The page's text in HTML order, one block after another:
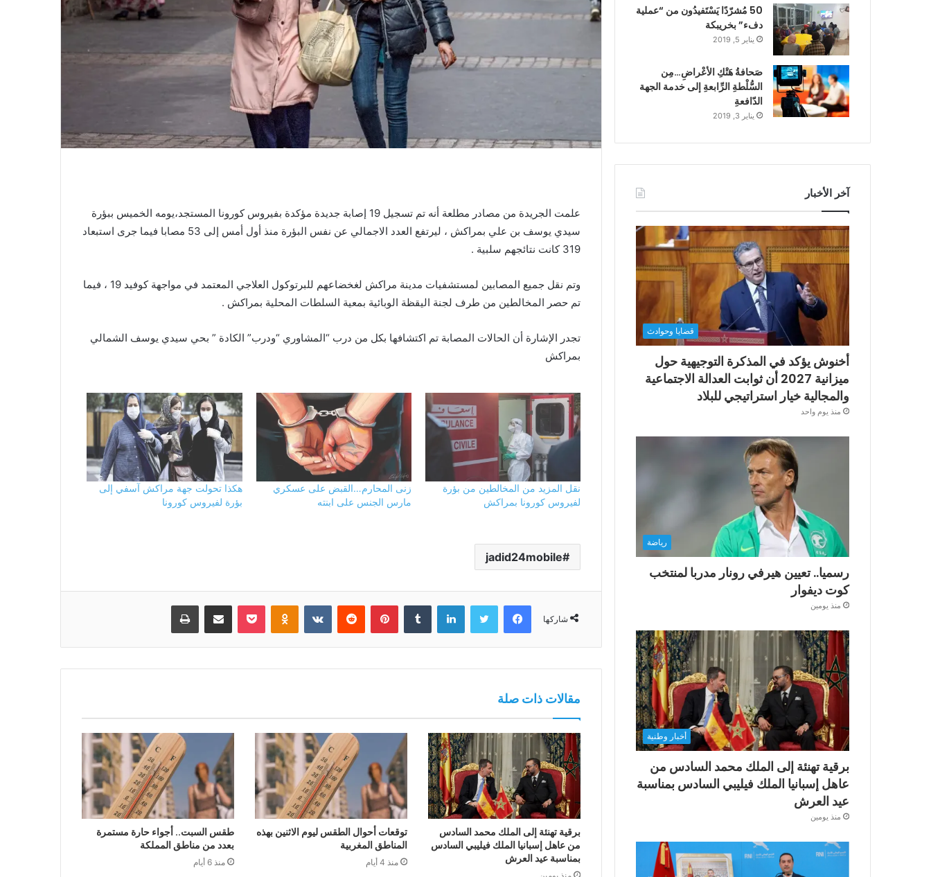
علمت الجريدة من مصادر مطلعة أنه تم تسجيل 19 إصابة جديدة مؤكدة بفيروس كورونا المستجد،يومه الخميس ببؤرة
سيدي يوسف بن علي بمراكش ، ليرتفع العدد الاجمالي عن نفس البؤرة منذ أول أمس إلى 53 مصابا فيما جرى استبعاد
319 كانت نتائجهم سلبية .
وتم نقل جميع المصابين لمستشفيات مدينة مراكش لغخضاعهم للبرتوكول العلاجي المعتمد في مواجهة كوفيد 19 ، فيما
تم حصر المخالطين من طرف لجنة اليقظة الوبائية بمعية السلطات المحلية بمراكش .
تجدر الإشارة أن الحالات المصابة تم اكتشافها بكل من درب “المشاوري “ودرب” الكادة ” بحي سيدي يوسف الشمالي
بمراكش
نقل المزيد من المخالطين من بؤرة
لفيروس كورونا بمراكش
زنى المحارم…القبض على عسكري
مارس الجنس على ابنته
هكذا تحولت جهة مراكش آسفي إلى
بؤرة لفيروس كورونا
jadid24mobile
شاركها
فيسبوك تويتر لينكدإن بينتيريست Odnoklassniki
بوكيت مشاركة عبر البريد طباعة
مقالات ذات صلة
برقية تهنئة إلى الملك محمد السادس
من عاهل إسبانيا الملك فيليبي السادس
بمناسبة عيد العرش
توقعات أحوال الطقس ليوم الاثنين بهذه
المناطق المغربية
منذ 4 أيام
طقس السبت.. أجواء حارة مستمرة
بعدد من مناطق المملكة
منذ 6 أيام
50 مُشرّدًا يَسْتَفيدُون من “عملية
دفء” بخريبكة
يناير 5, 2019
صَحافةُ هَتْكِ الأعْراضِ…مِن
السُّلْطةِ الرِّابعةِ إلى خدمة الجهة
الدّافعةِ
يناير 3, 2019
آخر الأخبار
قضايا وحوادث
أخنوش يؤكد في المذكرة التوجيهية حول
ميزانية 2027 أن ثوابت العدالة الاجتماعية
والمجالية خيار استراتيجي للبلاد
منذ يوم واحد
رياضة
رسميا.. تعيين هيرفي رونار مدربا لمنتخب
كوت ديفوار
منذ يومين
أخبار وطنية
برقية تهنئة إلى الملك محمد السادس من
عاهل إسبانيا الملك فيليبي السادس بمناسبة
عيد العرش
منذ يومين